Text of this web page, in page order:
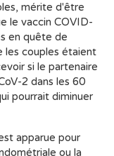
mérite d'être
le vaccin COVID-
en quête de
les couples étaient
si le partenaire
2 dans les 60
pourrait diminuer
apparue pour
ou la